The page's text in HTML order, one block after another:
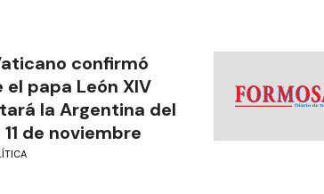
confirmó
el papa León XIV
la Argentina del
11 de noviembre